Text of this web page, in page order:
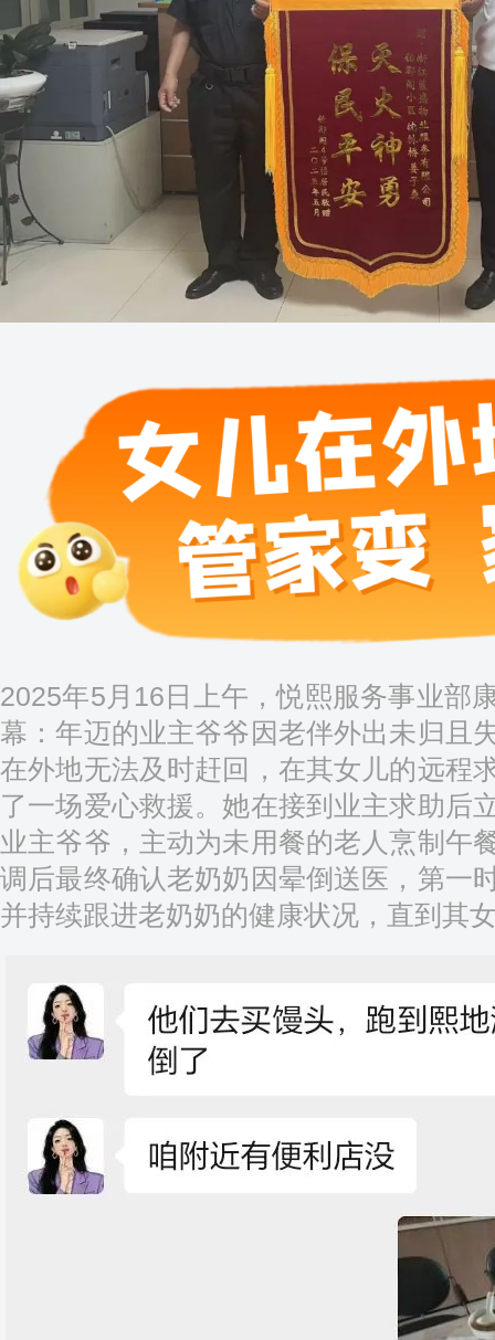
2025年5月16日上午，悦熙服务事业部
幕：年迈的业主爷爷因老伴外出未归且
在外地无法及时赶回，在其女儿的远程
了一场爱心救援。她在接到业主求助后
业主爷爷，主动为未用餐的老人烹制午
调后最终确认老奶奶因晕倒送医，第一
并持续跟进老奶奶的健康状况，直到其